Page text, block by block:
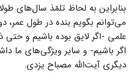
بنابراین به لحاظ تلمّذ سال‌های
می‌توانم بگویم بنده در طول
علمی -اگر لایق بوده باشیم و حتی
اگر باشیم- و سایر ویژگی‌‌های ما
دیگری آیت‌الله مصباح یزدی.